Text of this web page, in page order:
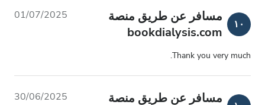
١٠
مسافر عن طريق منصة
bookdialysis.com
01/07/2025
Thank you very much.
مسافر عن طريق منصة
30/06/2025